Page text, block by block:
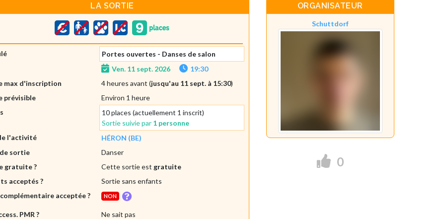
LA SORTIE
Portes ouvertes - Danses de salon
Ven. 11 sept. 2026
19:30
max d'inscription
4 heures avant (jusqu'au 11 sept. à 15:30)
prévisible
Environ 1 heure
10 places (actuellement 1 inscrit)
Sortie suivie par 1 personne
l'activité
HÉRON (BE)
sortie
Danser
gratuite ?
Cette sortie est gratuite
acceptés ?
Sortie sans enfants
acceptée ?
NON
PMR ?
Ne sait pas
ORGANISATEUR
Schuttdorf
0